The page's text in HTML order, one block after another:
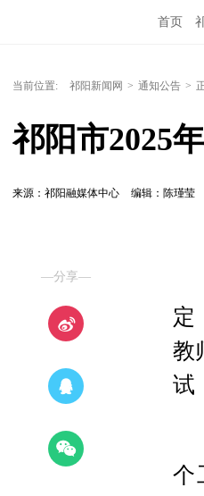
首页
当前位置: 祁阳新闻网 > 通知公告 >
祁阳市2025
来源：祁阳融媒体中心 编辑：陈瑾莹
—分享—
定
教
试
个